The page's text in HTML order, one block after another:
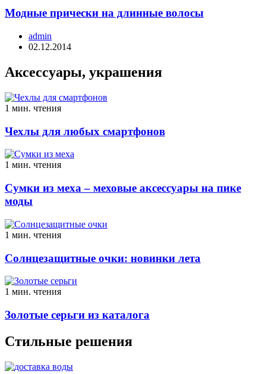
Модные прически на длинные волосы
admin
02.12.2014
Аксессуары, украшения
1 мин. чтения
Чехлы для любых смартфонов
1 мин. чтения
Сумки из меха – меховые аксессуары на пике
моды
1 мин. чтения
Солнцезащитные очки: новинки лета
1 мин. чтения
Золотые серьги из каталога
Стильные решения